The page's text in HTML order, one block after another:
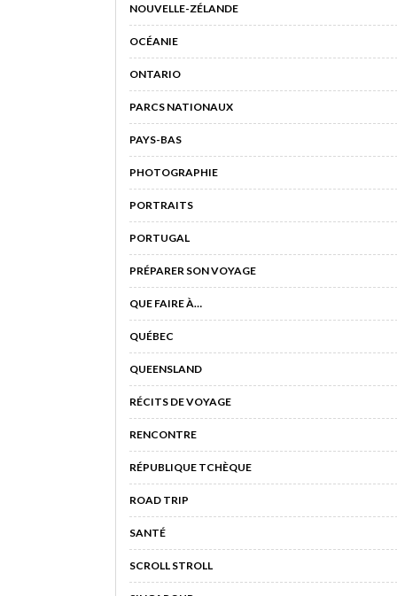
NOUVELLE-ZÉLANDE
OCÉANIE
ONTARIO
PARCS NATIONAUX
PAYS-BAS
PHOTOGRAPHIE
PORTRAITS
PORTUGAL
PRÉPARER SON VOYAGE
QUE FAIRE À…
QUÉBEC
QUEENSLAND
RÉCITS DE VOYAGE
RENCONTRE
RÉPUBLIQUE TCHÈQUE
ROAD TRIP
SANTÉ
SCROLL STROLL